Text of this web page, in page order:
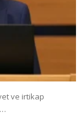
ve irtikap